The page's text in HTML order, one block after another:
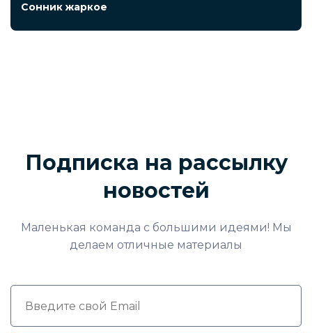
Сонник жаркое
Подписка на рассылку
новостей
Маленькая команда с большими идеями! Мы
делаем отличные материалы